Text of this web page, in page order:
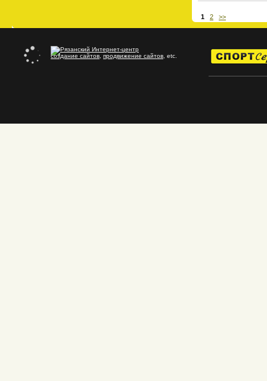
1 2 >>
создание сайтов продвижение сайтов , etc.